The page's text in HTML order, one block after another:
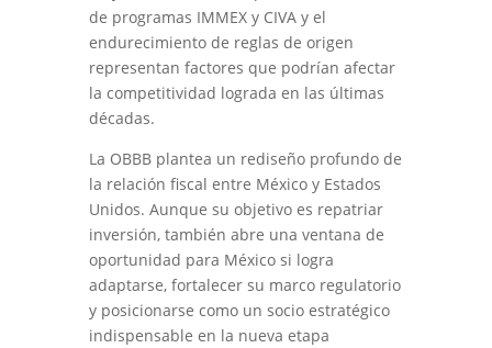
de programas IMMEX y CIVA y el
endurecimiento de reglas de origen
representan factores que podrían afectar
la competitividad lograda en las últimas
décadas.
La OBBB plantea un rediseño profundo de
la relación fiscal entre México y Estados
Unidos. Aunque su objetivo es repatriar
inversión, también abre una ventana de
oportunidad para México si logra
adaptarse, fortalecer su marco regulatorio
y posicionarse como un socio estratégico
indispensable en la nueva etapa